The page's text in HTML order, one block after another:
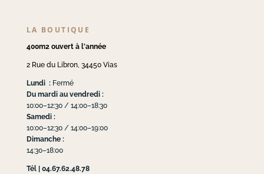
LA BOUTIQUE
400m2 ouvert à l'année
2 Rue du Libron, 34450 Vias
Lundi :Fermé
Du mardi au vendredi :
10:00–12:30 / 14:00–18:30
Samedi :
10:00–12:30 / 14:00–19:00
Dimanche :
14:30–18:00
Tél | 04.67.62.48.78